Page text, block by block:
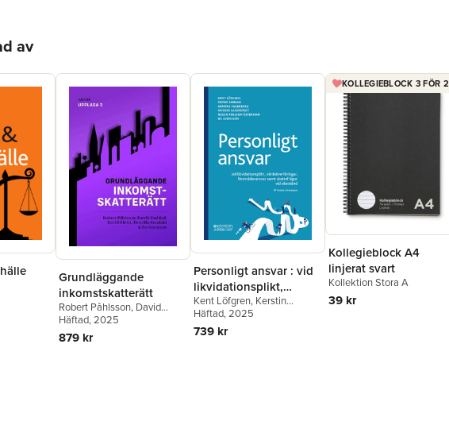
av
Grundläggande
inkomstskatterätt
Robert Påhlsson, David
Kleist,Pernilla Rendahl
Svensson
Häftad, 2025
879 kr
Personligt ansvar : vid
likvidationsplikt,
värdeöverföringar,
företrädaransvar samt
skattefrågor vid
Kent Löfgren, Kerstin
Fagerberg,Roger Persson
Österman
Anders Lagerstedt
Häftad, 2025
739 kr
KOLLEGIEBLOCK 3 FÖR 2
Kollegieblock A4
linjerat svart
Kollektion Stora A
39 kr